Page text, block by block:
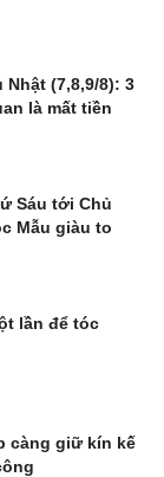
Nhật (7,8,9/8): 3
là mất tiền
Sáu tới Chủ
Mẫu giàu to
lần để tóc
càng giữ kín kế